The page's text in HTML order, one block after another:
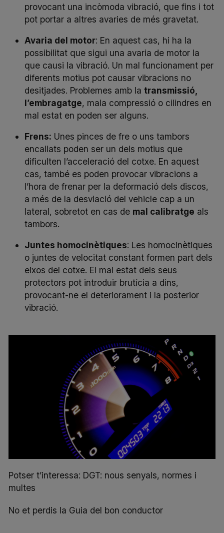
provocant una incòmoda vibració, que fins i tot
pot portar a altres avaries de més gravetat.
Avaria del motor: En aquest cas, hi ha la
possibilitat que sigui una avaria de motor la
que causi la vibració. Un mal funcionament per
diferents motius pot causar vibracions no
desitjades. Problemes amb latransmissió,
l’embragatge, mala compressió o cilindres en
mal estat en poden ser alguns.
Frens: Unes pinces de fre o uns tambors
encallats poden ser un dels motius que
dificulten l’acceleració del cotxe. En aquest
cas, també es poden provocar vibracions a
l’hora de frenar per la deformació dels discos,
a més de la desviació del vehicle cap a un
lateral, sobretot en cas de mal calibratge als
tambors.
Juntes homocinètiques: Les homocinètiques
o juntes de velocitat constant formen part dels
eixos del cotxe. El mal estat dels seus
protectors pot introduir brutícia a dins,
provocant-ne el deteriorament i la posterior
vibració.
Potser t’interessa: DGT: nous senyals, normes i
multes
No et perdis la Guia del bon conductor